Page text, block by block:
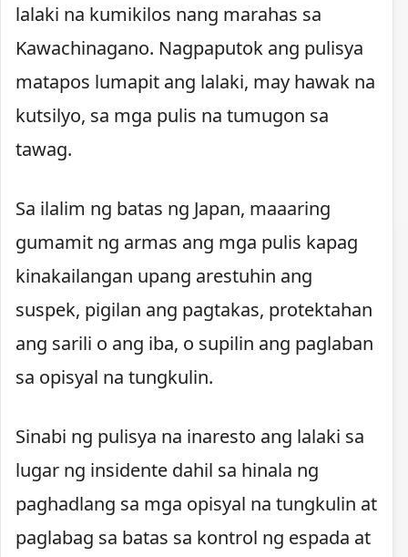
lalaki na kumikilos nang marahas sa
Kawachinagano. Nagpaputok ang pulisya
matapos lumapit ang lalaki, may hawak na
kutsilyo, sa mga pulis na tumugon sa
tawag.
Sa ilalim ng batas ng Japan, maaaring
gumamit ng armas ang mga pulis kapag
kinakailangan upang arestuhin ang
suspek, pigilan ang pagtakas, protektahan
ang sarili o ang iba, o supilin ang paglaban
sa opisyal na tungkulin.
Sinabi ng pulisya na inaresto ang lalaki sa
lugar ng insidente dahil sa hinala ng
paghadlang sa mga opisyal na tungkulin at
paglabag sa batas sa kontrol ng espada at